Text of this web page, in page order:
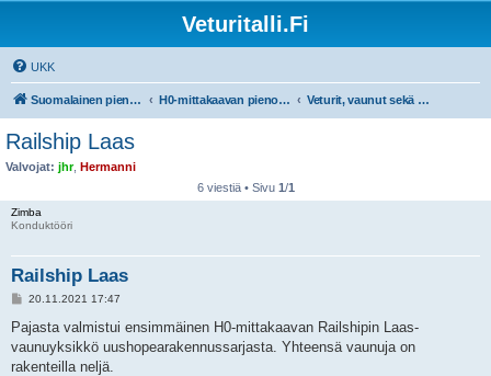
Veturitalli.Fi
UKK
Suomalainen pienoisrautatiefoorumi H0-mittakaavan pienoisrautatiet Veturit, vaunut sekä muu liikkuva kalusto
Railship Laas
Valvojat: jhr, Hermanni
6 viestiä • Sivu 1/1
Zimba
Konduktööri
Railship Laas
V
e
s
t
i
20.11.2021 17:47
Pajasta valmistui ensimmäinen H0-mittakaavan Railshipin Laas-
vaunuyksikkö uushopearakennussarjasta. Yhteensä vaunuja on
rakenteilla neljä.